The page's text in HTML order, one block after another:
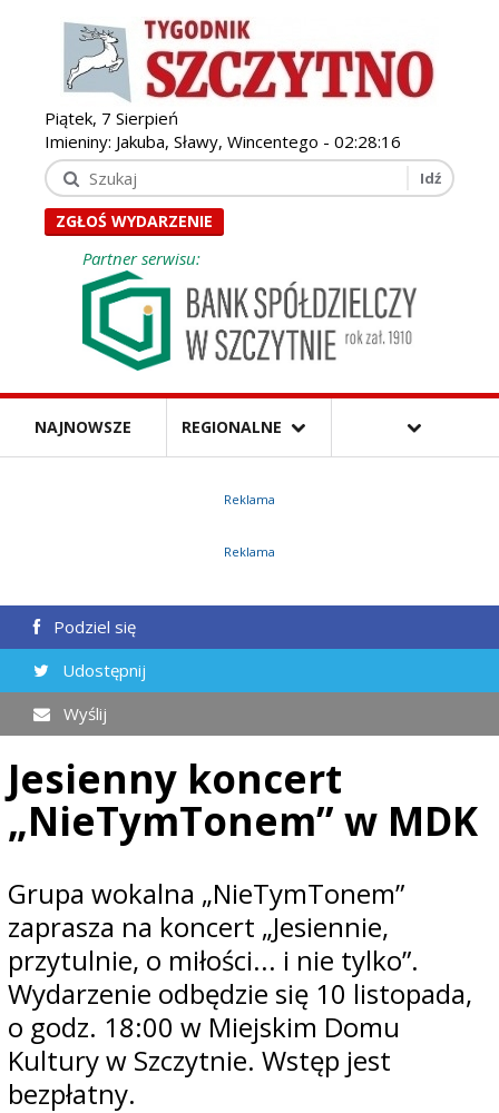
Piątek, 7 Sierpień
Imieniny: Jakuba, Sławy, Wincentego - 02:28:17
ZGŁOŚ WYDARZENIE
Partner serwisu:
NAJNOWSZE REGIONALNE
Reklama
Reklama
Podziel się
Udostępnij
Wyślij
Jesienny koncert
„NieTymTonem” w MDK
Grupa wokalna „NieTymTonem”
zaprasza na koncert „Jesiennie,
przytulnie, o miłości... i nie tylko”.
Wydarzenie odbędzie się 10 listopada,
o godz. 18:00 w Miejskim Domu
Kultury w Szczytnie. Wstęp jest
bezpłatny.